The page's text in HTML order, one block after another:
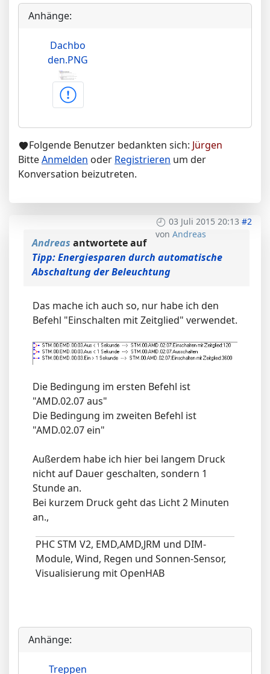
Anhänge:
Dachbo
den.PNG
Folgende Benutzer bedankten sich: Jürgen
BitteAnmelden oder Registrieren um der
Konversation beizutreten.
03 Juli 2015 20:13 #2
von Andreas
Andreas antwortete auf
Tipp: Energiesparen durch automatische
Abschaltung der Beleuchtung
Das mache ich auch so, nur habe ich den
Befehl "Einschalten mit Zeitglied" verwendet.
Die Bedingung im ersten Befehl ist
"AMD.02.07 aus"
Die Bedingung im zweiten Befehl ist
"AMD.02.07 ein"
Außerdem habe ich hier bei langem Druck
nicht auf Dauer geschalten, sondern 1
Stunde an.
Bei kurzem Druck geht das Licht 2 Minuten
an.,
PHC STM V2, EMD,AMD,JRM und DIM-
Module, Wind, Regen und Sonnen-Sensor,
Visualisierung mit OpenHAB
Anhänge:
Treppen